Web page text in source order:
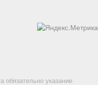
обязательно указание